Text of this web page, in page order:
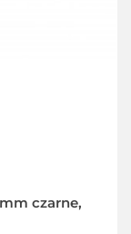
czarne,